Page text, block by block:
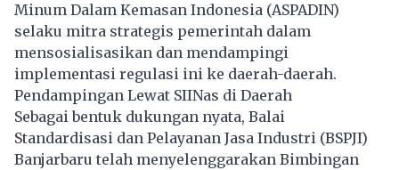
Minum Dalam Kemasan Indonesia (ASPADIN)
selaku mitra strategis pemerintah dalam
mensosialisasikan dan mendampingi
implementasi regulasi ini ke daerah-daerah.
Pendampingan Lewat SIINas di Daerah
Sebagai bentuk dukungan nyata, Balai
Standardisasi dan Pelayanan Jasa Industri (BSPJI)
Banjarbaru telah menyelenggarakan Bimbingan